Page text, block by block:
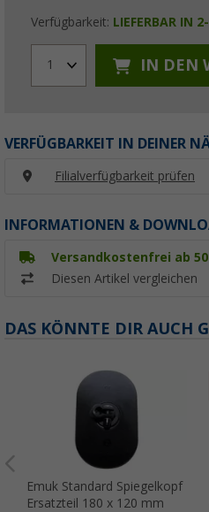
Verfügbarkeit: LIEFERBAR IN
1 IN DEN
VERFÜGBARKEIT IN DEINER
Filialverfügbarkeit prüfen
INFORMATIONEN &
Versandkostenfrei ab 50
Diesen Artikel vergleichen
DAS KÖNNTE DIR AUCH
Emuk Standard Spiegelkopf
Ersatzteil 180 x 120 mm